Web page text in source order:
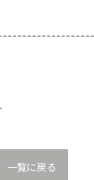
一覧に戻る